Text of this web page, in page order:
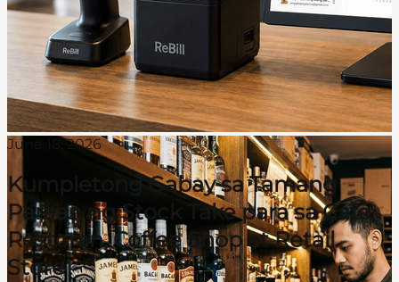
June 18, 2026
Kumpletong Gabay sa Tamang
Paraan ng Stock Take para sa Cafe,
Restoran, Coffee Shop at Retail
Store